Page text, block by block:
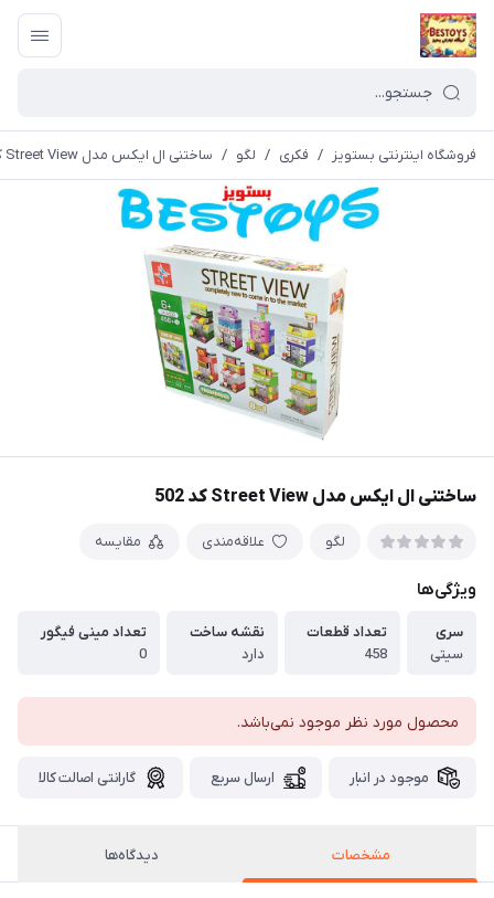
فروشگاه اینترنتی بستویز / فکری / لگو / ساختنی ال ایکس مدل Street View کد 502
ساختنی ال ایکس مدل Street View کد 502
لگو علاقه‌مندی مقایسه
ویژگی‌ها
سری
سیتی
تعداد قطعات
458
نقشه ساخت
دارد
تعداد مینی فیگور
0
محصول مورد نظر موجود نمی‌باشد.
موجود در انبار ارسال سریع گارانتی اصالت کالا
مشخصات دیدگاه‌ها